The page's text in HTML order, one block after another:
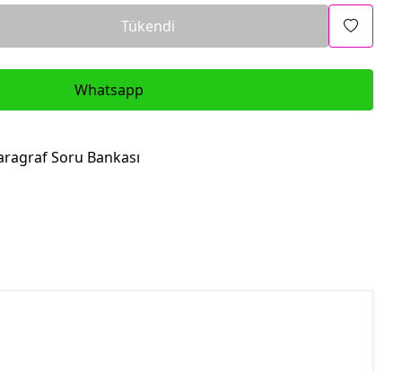
Tükendi
Whatsapp
Soru Bankası